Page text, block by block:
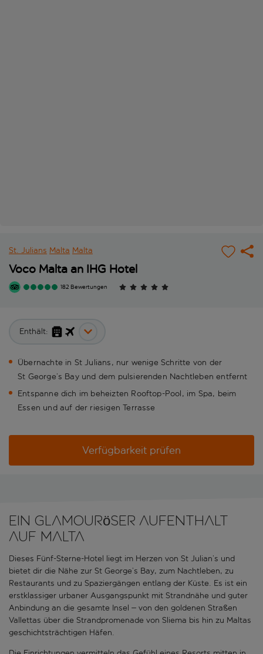
St. Julians Malta Malta
Voco Malta an IHG Hotel
182 Bewertungen
Enthält:
Übernachte in St Julians, nur wenige Schritte von der
St George’s Bay und dem pulsierenden Nachtleben entfernt
Entspanne dich im beheizten Rooftop-Pool, im Spa, beim
Essen und auf der riesigen Terrasse
Verfügbarkeit prüfen
Ein glamouröser Aufenthalt
auf Malta
Dieses Fünf-Sterne-Hotel liegt im Herzen von St Julian’s und
bietet dir die Nähe zur St George’s Bay, zum Nachtleben, zu
Restaurants und zu Spaziergängen entlang der Küste. Es ist ein
erstklassiger urbaner Ausgangspunkt mit Strandnähe und guter
Anbindung an die gesamte Insel – von den goldenen Straßen
Vallettas über die Strandpromenade von Sliema bis hin zu Maltas
geschichtsträchtigen Häfen.